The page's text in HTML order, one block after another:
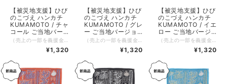
【被災地支援】ひび
のこづえ ハンカチ
KUMAMOTO / チャ
コール ご当地バー
ジョン（熊本） ち
50x50cm KH22-
04
¥1,320
【被災地支援】ひび
のこづえ ハンカチ
KUMAMOTO / グレ
ー ご当地バージョ
ン（熊本） ちょっ
¥1,320
【被災地支援】ひび
のこづえ ハンカチ
KUMAMOTO / イエ
ロー ご当地バージ
ョン（熊本） ちょ
50x50cm KH22-
04
¥1,320